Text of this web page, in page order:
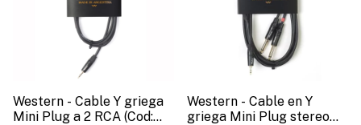
Western - Cable Y griega
Mini Plug a 2 RCA (Cod:
Western - Cable en Y
griega Mini Plug stereo